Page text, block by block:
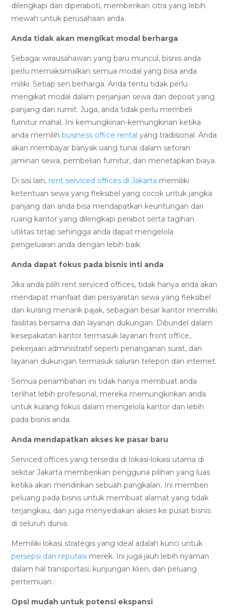
dilengkapi dan diperaboti, memberikan citra yang lebih
mewah untuk perusahaan anda.
Anda tidak akan mengikat modal berharga
Sebagai wirausahawan yang baru muncul, bisnis anda
perlu memaksimalkan semua modal yang bisa anda
miliki. Setiap sen berharga. Anda tentu tidak perlu
mengikat modal dalam perjanjian sewa dan deposit yang
panjang dan rumit. Juga, anda tidak perlu membeli
furnitur mahal. Ini kemungkinan-kemungkinan ketika
anda memilihbusiness office rental yang tradisional. Anda
akan membayar banyak uang tunai dalam setoran
jaminan sewa, pembelian furnitur, dan menetapkan biaya.
Di sisi lain, rent serviced offices di Jakarta memiliki
ketentuan sewa yang fleksibel yang cocok untuk jangka
panjang dan anda bisa mendapatkan keuntungan dari
ruang kantor yang dilengkapi perabot serta tagihan
utilitas tetap sehingga anda dapat mengelola
pengeluaran anda dengan lebih baik.
Anda dapat fokus pada bisnis inti anda
Jika anda pilih rent serviced offices, tidak hanya anda akan
mendapat manfaat dari persyaratan sewa yang fleksibel
dan kurang menarik pajak, sebagian besar kantor memiliki
fasilitas bersama dan layanan dukungan. Dibundel dalam
kesepakatan kantor termasuk layanan front office,
pekerjaan administratif seperti penanganan surat, dan
layanan dukungan termasuk saluran telepon dan internet.
Semua penambahan ini tidak hanya membuat anda
terlihat lebih profesional, mereka memungkinkan anda
untuk kurang fokus dalam mengelola kantor dan lebih
pada bisnis anda.
Anda mendapatkan akses ke pasar baru
Serviced offices yang tersedia di lokasi-lokasi utama di
sekitar Jakarta memberikan pengguna pilihan yang luas
ketika akan mendirikan sebuah pangkalan. Ini memberi
peluang pada bisnis untuk membuat alamat yang tidak
terjangkau, dan juga menyediakan akses ke pusat bisnis
di seluruh dunia.
Memiliki lokasi strategis yang ideal adalah kunci untuk
persepsi dan reputasi merek. Ini juga jauh lebih nyaman
dalam hal transportasi, kunjungan klien, dan peluang
pertemuan.
Opsi mudah untuk potensi ekspansi